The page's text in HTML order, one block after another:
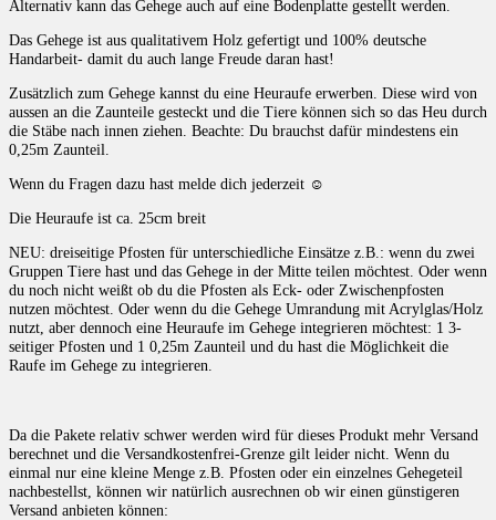
Alternativ kann das Gehege auch auf eine Bodenplatte gestellt werden.
Das Gehege ist aus qualitativem Holz gefertigt und 100% deutsche
Handarbeit- damit du auch lange Freude daran hast!
Zusätzlich zum Gehege kannst du eine Heuraufe erwerben. Diese wird von
aussen an die Zaunteile gesteckt und die Tiere können sich so das Heu durch
die Stäbe nach innen ziehen. Beachte: Du brauchst dafür mindestens ein
0,25m Zaunteil.
Wenn du Fragen dazu hast melde dich jederzeit ☺
Die Heuraufe ist ca. 25cm breit
NEU: dreiseitige Pfosten für unterschiedliche Einsätze z.B.: wenn du zwei
Gruppen Tiere hast und das Gehege in der Mitte teilen möchtest. Oder wenn
du noch nicht weißt ob du die Pfosten als Eck- oder Zwischenpfosten
nutzen möchtest. Oder wenn du die Gehege Umrandung mit Acrylglas/Holz
nutzt, aber dennoch eine Heuraufe im Gehege integrieren möchtest: 1 3-
seitiger Pfosten und 1 0,25m Zaunteil und du hast die Möglichkeit die
Raufe im Gehege zu integrieren.
Da die Pakete relativ schwer werden wird für dieses Produkt mehr Versand
berechnet und die Versandkostenfrei-Grenze gilt leider nicht. Wenn du
einmal nur eine kleine Menge z.B. Pfosten oder ein einzelnes Gehegeteil
nachbestellst, können wir natürlich ausrechnen ob wir einen günstigeren
Versand anbieten können: